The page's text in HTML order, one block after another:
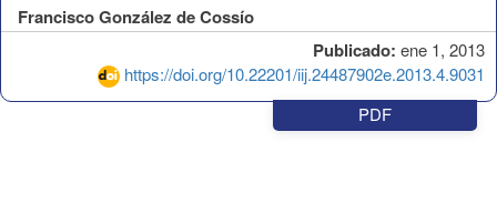
Publicado: ene 1, 2013
https://doi.org/10.22201/iij.24487902e.2013.4.9031
Francisco González de Cossío
PDF